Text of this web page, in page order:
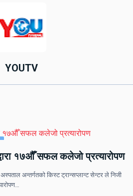
YOUTV
१७औँ सफल कलेजो प्रत्यारोपण
अन्तर्गतको किस्ट ट्रान्सप्लान्ट सेन्टर ले निजी